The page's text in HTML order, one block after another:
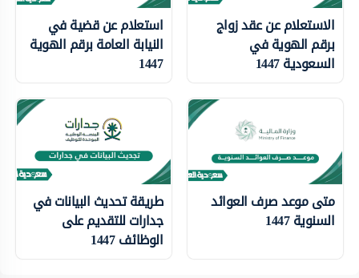
الاستعلام عن عقد زواج
برقم الهوية في
السعودية 1447
استعلام عن قضية في
النيابة العامة برقم الهوية
1447
متى موعد صرف العوائد
السنوية 1447
طريقة تحديث البيانات في
جدارات للتقديم على
الوظائف 1447